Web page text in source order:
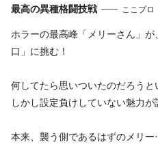
最高の異種格闘技戦
ここプロ
ホラーの最高峰「メリーさん」
口」に挑む！
何してたら思いついたのだろうと
しかし設定負けしていない魅力が
本来、襲う側であるはずのメリ